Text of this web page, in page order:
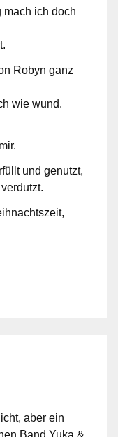
mach ich doch
Robyn ganz
wie wund.
und genutzt,
aber ein